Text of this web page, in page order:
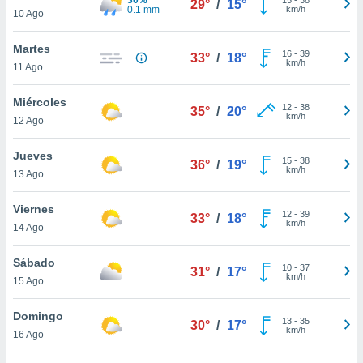
más
nuestra
y
de
disponible
cookies
aceptar
10 Ago
0.1 mm
29° / 15°
km/h
Martes
11 Ago
33° / 18° 16- 39
km/h
Miércoles
12 Ago
35° / 20° 12- 38
km/h
Jueves
13 Ago
36° / 19° 15- 38
km/h
Viernes
14 Ago
33° / 18° 12- 39
km/h
Sábado
15 Ago
31° / 17° 10- 37
km/h
Domingo
16 Ago
30° / 17° 13- 35
km/h